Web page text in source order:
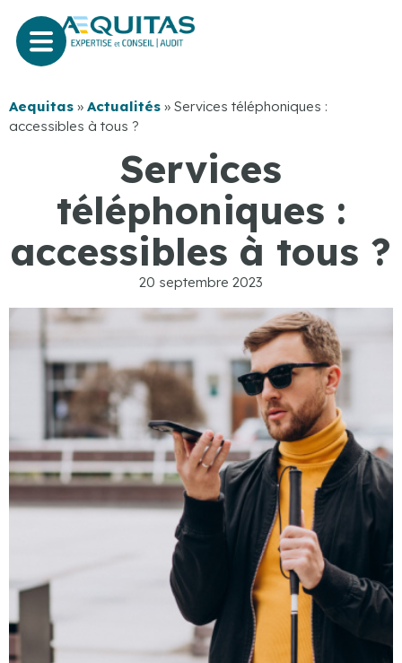
Aequitas » Actualités » Services téléphoniques :
accessibles à tous ?
Services
téléphoniques :
accessibles à tous ?
20 septembre 2023